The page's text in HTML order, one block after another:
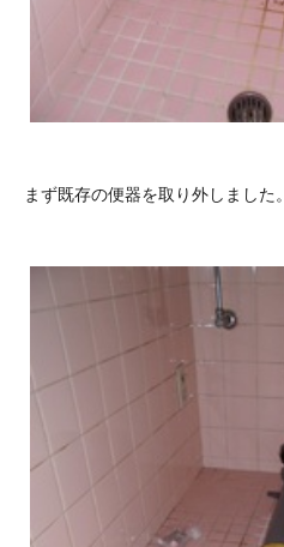
まず既存の便器を取り外しました。